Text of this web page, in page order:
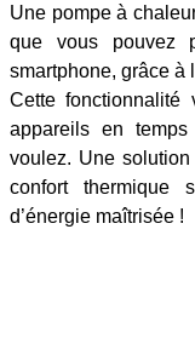
Une pompe à
que vous pouvez
smartphone, grâce à
Cette
appareils en
voulez. Une
confort thermique
d’énergie maîtrisée !